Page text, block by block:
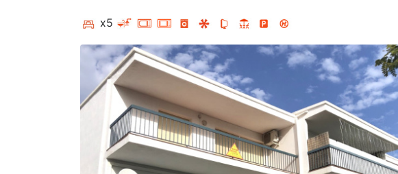
x5